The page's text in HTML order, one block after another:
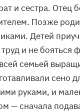
и сестра. Отец
Позже
Детей
и не бояться
семьей
сено
руками, и
— сначала